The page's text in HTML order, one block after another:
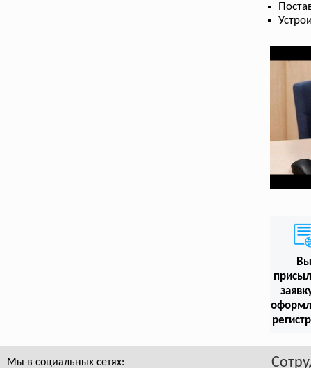
Вы
Мы в социальных сетях: